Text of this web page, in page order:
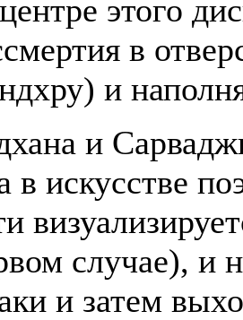
этого
в
и
и
в искусстве
случае), и
и затем